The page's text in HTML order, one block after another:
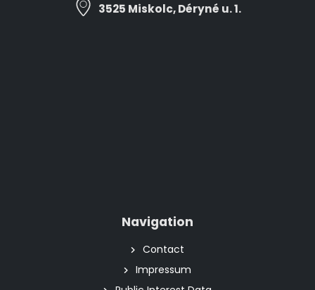
3525 Miskolc, Déryné u. 1.
Navigation
Contact
Impressum